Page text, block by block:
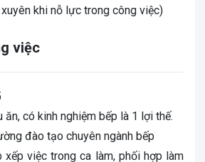
khi nỗ lực trong công việc)
việc
ăn, có kinh nghiệm bếp là 1 lợi thế.
đào tạo chuyên ngành bếp
xếp việc trong ca làm, phối hợp làm